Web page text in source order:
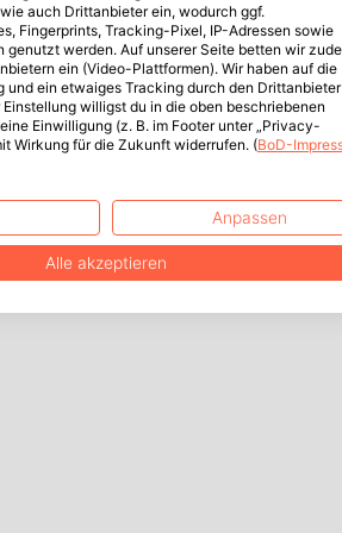
auch Drittanbieter ein, wodurch ggf.
Fingerprints, Tracking-Pixel, IP-Adressen sowie
genutzt werden. Auf unserer Seite betten wir
ein (Video-Plattformen). Wir haben auf die
und ein etwaiges Tracking durch den Drittanbieter
willigst du in die oben beschriebenen
Einwilligung (z. B. im Footer unter „Privacy-
Wirkung für die Zukunft widerrufen. (BoD-
Anpassen
Alle akzeptieren